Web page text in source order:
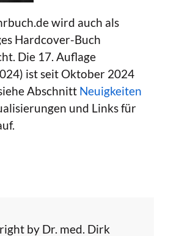
wird auch als
Hardcover-Buch
Die 17. Auflage
ist seit Oktober 2024
Abschnitt Neuigkeiten
und Links für
by Dr. med. Dirk